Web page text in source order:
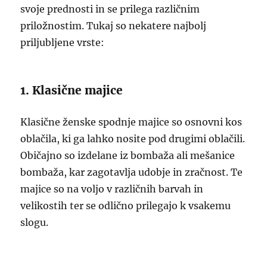
svoje prednosti in se prilega različnim
priložnostim. Tukaj so nekatere najbolj
priljubljene vrste:
1. Klasične majice
Klasične ženske spodnje majice so osnovni kos
oblačila, ki ga lahko nosite pod drugimi oblačili.
Običajno so izdelane iz bombaža ali mešanice
bombaža, kar zagotavlja udobje in zračnost. Te
majice so na voljo v različnih barvah in
velikostih ter se odlično prilegajo k vsakemu
slogu.